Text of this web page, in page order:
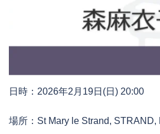
日時：2026年2月19日(日) 20:00
場所：St Mary le Strand,